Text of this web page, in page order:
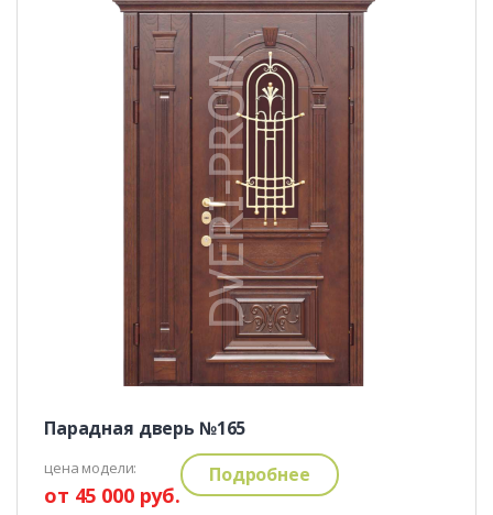
Парадная дверь №165
цена модели:
от 45 000 руб.
Подробнее